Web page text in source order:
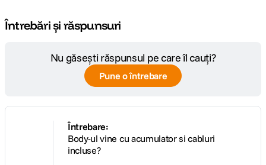
minimizarea comutarii campului vizual care poate aparea in timpul
filmarii, cand schimbati focalizarea in timpul inregistrarii la unele
creative de la o gama diversa de obiective Sony cu montura E.
Întrebări și răspunsuri
Nu găsești răspunsul pe care îl cauți?
Pune o întrebare
Întrebare:
Body-ul vine cu acumulator si cabluri
incluse?